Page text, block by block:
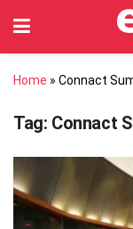
Home » Connact
Tag: Connact